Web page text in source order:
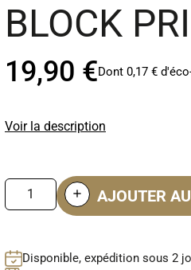
BLOCK
19,90 €Dont 0,17 €
Voir la description
AJOUTER
Disponible, expédition sous 2